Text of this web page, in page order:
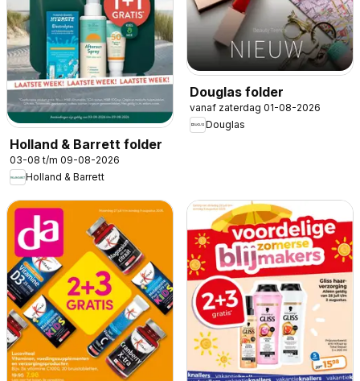
Holland & Barrett folder
03-08 t/m 09-08-2026
Holland & Barrett
Douglas folder
vanaf zaterdag 01-08-2026
Douglas